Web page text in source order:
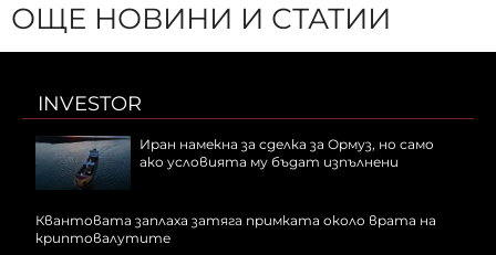
ОЩЕ НОВИНИ И СТАТИИ
INVESTOR
Иран намекна за сделка за Ормуз, но само
ако условията му бъдат изпълнени
Квантовата заплаха затяга примката около врата на
криптовалутите